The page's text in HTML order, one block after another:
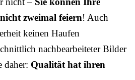
zweimal feiern! Auch
keinen Haufen
nachbearbeiteter Bilder
daher: Qualität hat ihren